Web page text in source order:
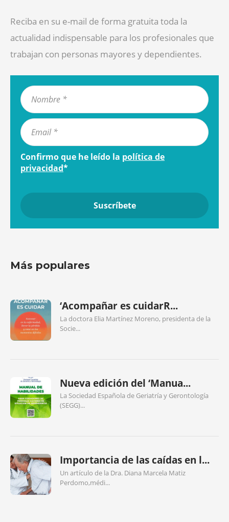
Reciba en su e-mail de forma gratuita toda la
actualidad indispensable para los profesionales que
trabajan con personas mayores y dependientes.
Confirmo que he leído la política de
privacidad*
Más populares
‘Acompañar es cuidarR...
La doctora Elia Martínez Moreno, presidenta de la
Socie...
Nueva edición del ‘Manua...
La Sociedad Española de Geriatría y Gerontología
(SEGG)...
Importancia de las caídas en l...
Un artículo de la Dra. Diana Marcela Matiz
Perdomo,médi...